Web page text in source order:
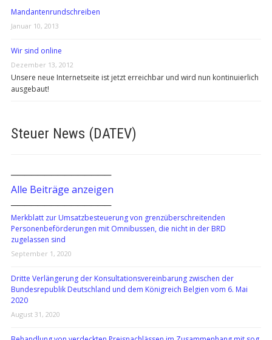
Mandantenrundschreiben
Januar 10, 2013
Wir sind online
Dezember 13, 2012
Unsere neue Internetseite ist jetzt erreichbar und wird nun kontinuierlich
ausgebaut!
Steuer News (DATEV)
───────────────
Alle Beiträge anzeigen
───────────────
Merkblatt zur Umsatzbesteuerung von grenzüberschreitenden
Personenbeförderungen mit Omnibussen, die nicht in der BRD
zugelassen sind
September 1, 2020
Dritte Verlängerung der Konsultationsvereinbarung zwischen der
Bundesrepublik Deutschland und dem Königreich Belgien vom 6. Mai
2020
August 31, 2020